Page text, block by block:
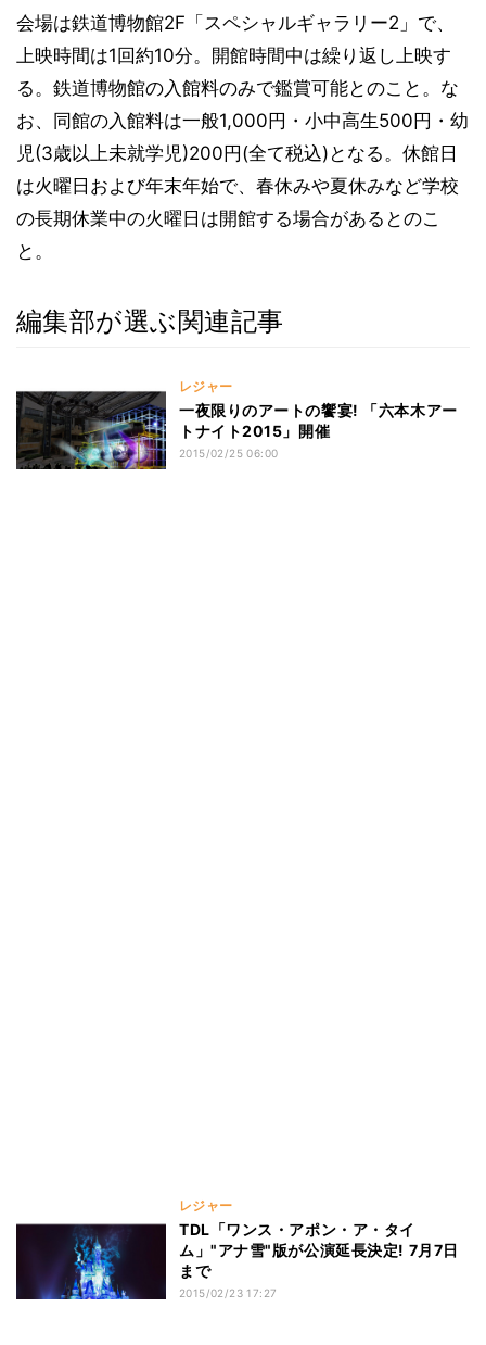
会場は鉄道博物館2F「スペシャルギャラリー2」で、
上映時間は1回約10分。開館時間中は繰り返し上映す
る。鉄道博物館の入館料のみで鑑賞可能とのこと。な
お、同館の入館料は一般1,000円・小中高生500円・幼
児(3歳以上未就学児)200円(全て税込)となる。休館日
は火曜日および年末年始で、春休みや夏休みなど学校
の長期休業中の火曜日は開館する場合があるとのこ
と。
編集部が選ぶ関連記事
レジャー
一夜限りのアートの饗宴! 「六本木アー
トナイト2015」開催
2015/02/25 06:00
レジャー
TDL「ワンス・アポン・ア・タイ
ム」"アナ雪"版が公演延長決定! 7月7日
まで
2015/02/23 17:27